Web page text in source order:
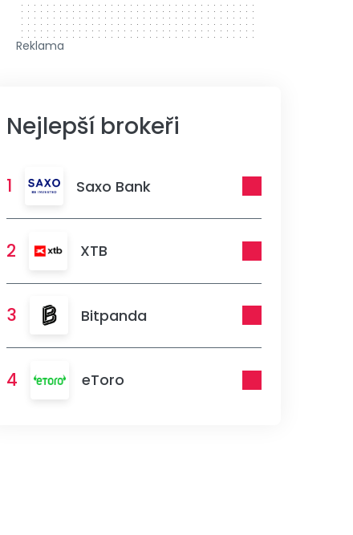
Reklama
Nejlepší brokeři
1 Saxo Bank
2 XTB
3 Bitpanda
4 eToro